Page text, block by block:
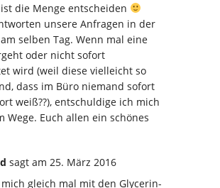
die Menge entscheiden
unsere Anfragen in der
selben Tag. Wenn mal eine
oder nicht sofort
wird (weil diese vielleicht so
dass im Büro niemand sofort
weiß??), entschuldige ich mich
Wege. Euch allen ein schönes
sagt am 25. März 2016
gleich mal mit den Glycerin-